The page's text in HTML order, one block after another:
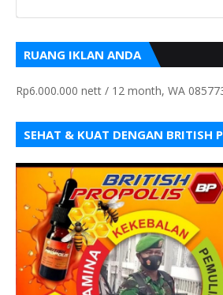
RUANG IKLAN ANDA
Rp6.000.000 nett / 12 month, WA
SEHAT & KUAT DENGAN BRITISH